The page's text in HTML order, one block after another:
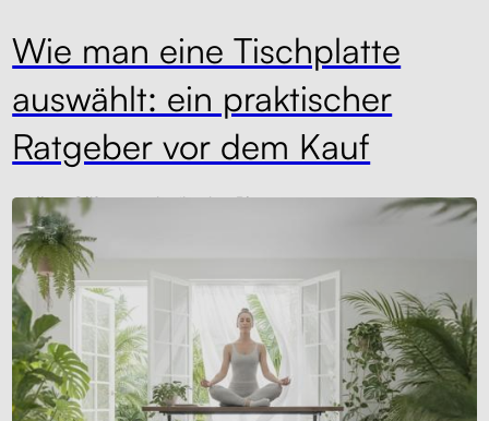
Wie man eine Tischplatte
auswählt: ein praktischer
Ratgeber vor dem Kauf
seidlova@liftor.czschreibt überBlog